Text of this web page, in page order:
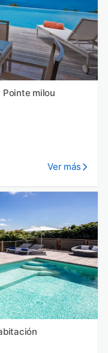
milou
Ver más